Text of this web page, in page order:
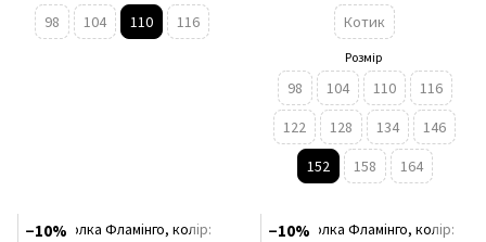
98 104 110 116 Котик
Розмір
98 104 110
116
122
128 134
146
152
158 164
−10% −10%